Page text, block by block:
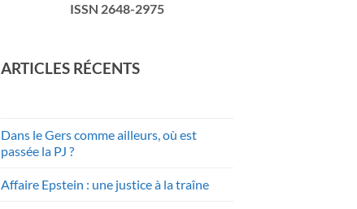
ISSN 2648-2975
ARTICLES RÉCENTS
Dans le Gers comme ailleurs, où est
passée la PJ ?
Affaire Epstein : une justice à la traîne